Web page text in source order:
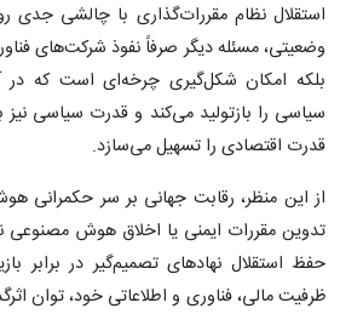
استقلال نظام مقررات‌گذاری با چالشی جدی
وضعیتی، مسئله دیگر صرفاً نفوذ شرکت‌های
بلکه امکان شکل‌گیری چرخه‌ای است که در
سیاسی را بازتولید می‌کند و قدرت سیاسی نیز
قدرت اقتصادی را تسهیل می‌سازد.
از این منظر، رقابت جهانی بر سر حکمرانی
تدوین مقررات ایمنی یا اخلاق هوش
حفظ استقلال نهادهای تصمیم‌گیر در برابر
ظرفیت مالی، فناوری و اطلاعاتی خود، توان